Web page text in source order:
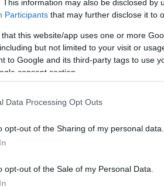
This information may also be disclosed by
Participants that may further disclose it to
that this website/app uses one or more
but not limited to your visit or
to Google and its third-party tags to use
consent section.
Data Processing Opt Outs
opt-out of the Sharing of my personal data.
opt-out of the Sale of my Personal Data.